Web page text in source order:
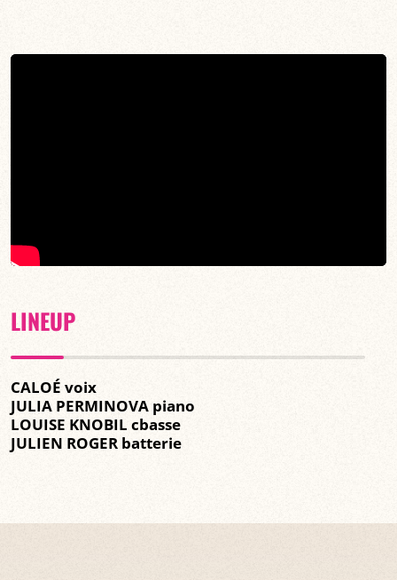
LINEUP
CALOÉ voix
JULIA PERMINOVA piano
LOUISE KNOBIL cbasse
JULIEN ROGER batterie